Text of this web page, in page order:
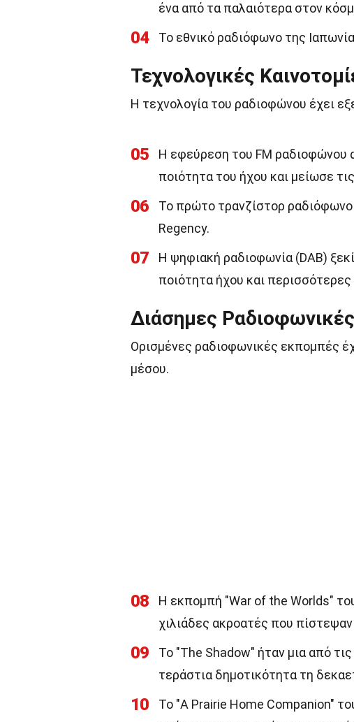
ένα από τα παλαιότερα στον
04 Το εθνικό ραδιόφωνο της
Τεχνολογικές
Η τεχνολογία του ραδιοφώνου έχει
05
Η εφεύρεση του FM ραδιοφώνου
ποιότητα του ήχου και μείωσε
06
Το πρώτο τρανζίστορ
Regency.
07
Η ψηφιακή ραδιοφωνία (DAB)
ποιότητα ήχου και
Διάσημες
Ορισμένες ραδιοφωνικές εκπομπές
μέσου.
08
Η εκπομπή "War of the Worlds"
χιλιάδες ακροατές που
09
Το "The Shadow" ήταν μια από
τεράστια δημοτικότητα τη
10
Το "A Prairie Home Companion"